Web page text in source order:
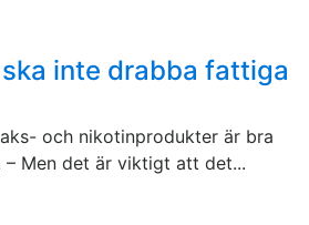
inte drabba fattiga
och nikotinprodukter är bra
Men det är viktigt att det...